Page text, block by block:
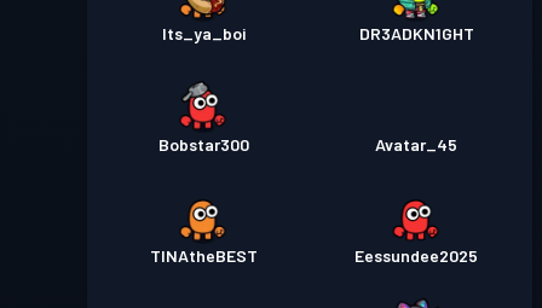
Its_ya_boi DR3ADKN1GHT
Bobstar300 Avatar_45
TINAtheBEST Eessundee2025